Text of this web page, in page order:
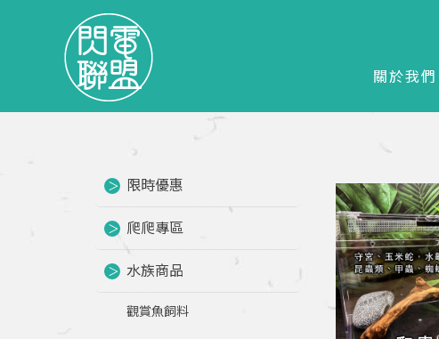
關於我們
限時優惠
爬爬專區
水族商品
觀賞魚飼料